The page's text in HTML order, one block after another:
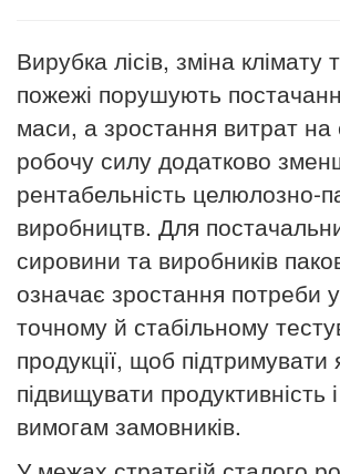
Вирубка лісів, зміна клімату
пожежі порушують
маси, а зростання витрат на
робочу силу додатково
рентабельність целюлозно-
виробництв. Для
сировини та виробників
означає зростання потреби
точному й стабільному
продукції, щоб підтримувати
підвищувати продуктивність
вимогам замовників.